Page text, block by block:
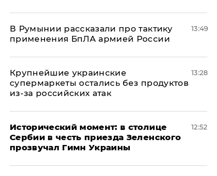
В Румынии рассказали про тактику
применения БпЛА армией России
13:49
Крупнейшие украинские
супермаркеты остались без продуктов
из-за российских атак
13:28
Исторический момент: в столице
Сербии в честь приезда Зеленского
прозвучал Гимн Украины
12:52